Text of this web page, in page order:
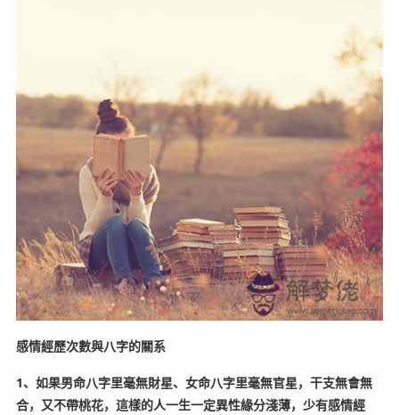
感情經歷次數與八字的關系
1、如果男命八字里毫無財星、女命八字里毫無官星，干支無會無
合，又不帶桃花，這樣的人一生一定異性緣分淺薄，少有感情經